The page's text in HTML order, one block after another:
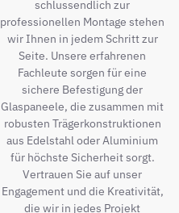
schlussendlich zur
professionellen Montage stehen
wir Ihnen in jedem Schritt zur
Seite. Unsere erfahrenen
Fachleute sorgen für eine
sichere Befestigung der
Glaspaneele, die zusammen mit
robusten Trägerkonstruktionen
aus Edelstahl oder Aluminium
für höchste Sicherheit sorgt.
Vertrauen Sie auf unser
Engagement und die Kreativität,
die wir in jedes Projekt